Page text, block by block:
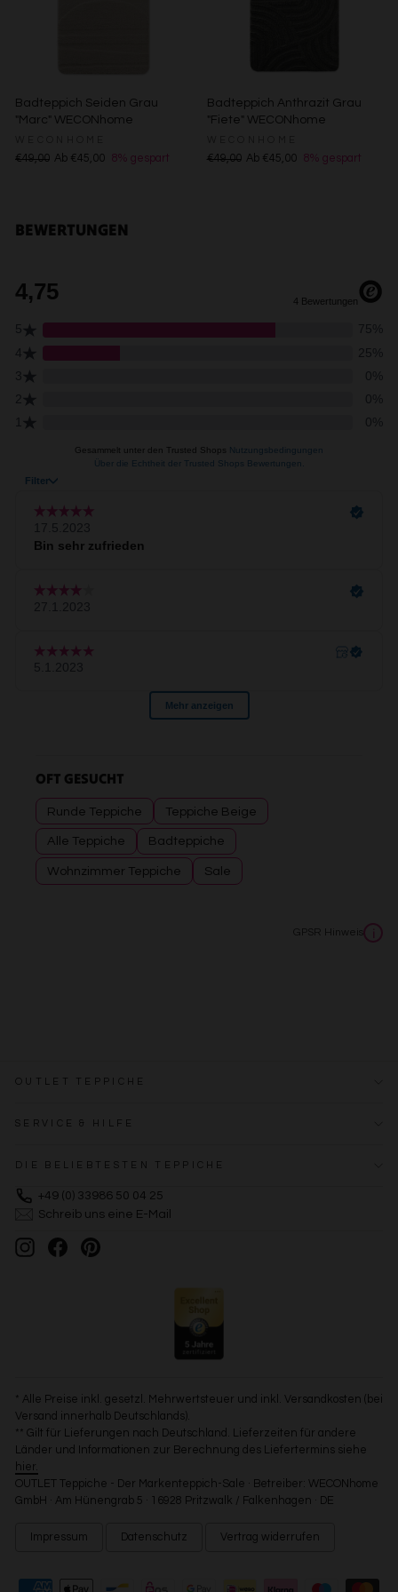
Badteppich Seiden Grau
"Marc" WECONhome
€49,00 Ab €45,00 8% gespart
Badteppich Anthrazit Grau
"Fiete" WECONhome
€49,00 Ab €45,00 8% gespart
BEWERTUNGEN
OFT GESUCHT
Runde Teppiche Teppiche Beige
Alle Teppiche Badteppiche
Wohnzimmer Teppiche Sale
GPSR Hinweis i
OUTLET TEPPICHE
SERVICE & HILFE
DIE BELIEBTESTEN TEPPICHE
+49 (0) 33986 50 04 25
Schreib uns eine E-Mail
InstagramFacebookPinterest
* Alle Preise inkl. gesetzl. Mehrwertsteuer und inkl. Versandkosten (bei
Versand innerhalb Deutschlands).
** Gilt für Lieferungen nach Deutschland. Lieferzeiten für andere
Länder und Informationen zur Berechnung des Liefertermins siehe
hier.
OUTLET Teppiche - Der Markenteppich-Sale · Betreiber: WECONhome
GmbH · Am Hünengrab 5 · 16928 Pritzwalk / Falkenhagen · DE
Impressum Datenschutz Vertrag widerrufen
Verwendung von Profilen zur Auswahl personalisierter
Messung der Werbeleistung
Messung der Performance von Inhalten
Entwicklung und Verbesserung der Angebote
Verwendung genauer Standortdaten